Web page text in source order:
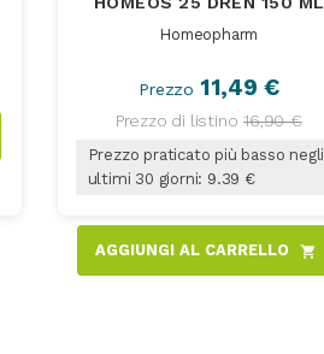
Homeopharm
Prezzo 11,49 €
Prezzo di listino 16,90 €
Prezzo praticato più basso negli
ultimi 30 giorni: 9.39 €
AGGIUNGI AL CARRELLO shopping_cart